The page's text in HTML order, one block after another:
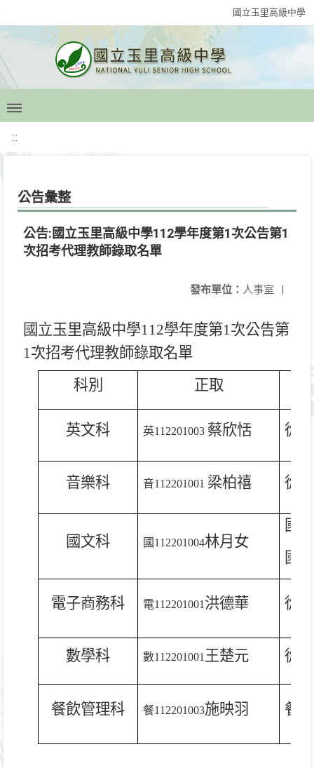
國立玉里高級中學
:::
公告彙整
公告:國立玉里高級中學112學年度第1次公告第1
次招考代理教師錄取名單
發布單位： 人事室 |
國立玉里高級中學112學年度第1次公告第
1次招考代理教師錄取名單
科別
正取
英文科 英112201003 蔡欣恬 從缺
音樂科 音112201001 梁柏禧 從缺
國文科 國 112201004林月女
國
國
電子商務科 電112201001 洪德華 從缺
數學科 數112201001 王楚元 從缺
餐飲管理科 餐112201003施映羽 餐